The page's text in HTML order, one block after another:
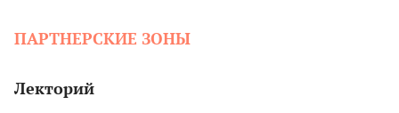
ПАРТНЕРСКИЕ ЗОНЫ
Лекторий